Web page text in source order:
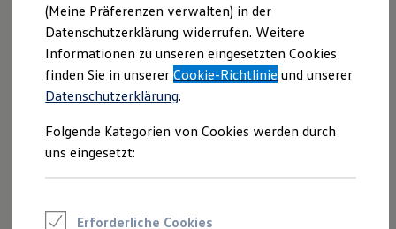
Journalisten
Sportvereine
Branchenlösungen
Bau & Handwerk
Gewerbliche Personenbeförderung
Service & mobile Werkstätten
Kurier, Logistik & Handel
Kühlfahrzeuge
Feuerwehr
ONE Business ID Vorteile
Nutzen Sie unser Onlineformular, um schnell und
unkompliziert einen Servicetermin bei Ihrem
Volkswagen NutzfahrzeugePartner anzufragen.
(Meine Präferenzen verwalten) in der
Datenschutzerklärung widerrufen. Weitere
Informationen zu unseren eingesetzten Cookies
finden Sie in unsererCookie-Richtlinie und unserer
Datenschutzerklärung.
Folgende Kategorien von Cookies werden durch
uns eingesetzt:
Erforderliche Cookies